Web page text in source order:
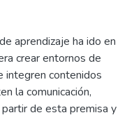
aprendizaje ha ido en
crear entornos de
integren contenidos
la comunicación,
de esta premisa y